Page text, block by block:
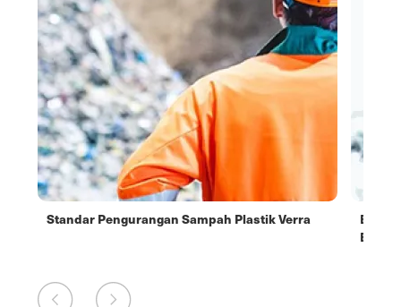
Standar Pengurangan Sampah Plastik Verra
Batu